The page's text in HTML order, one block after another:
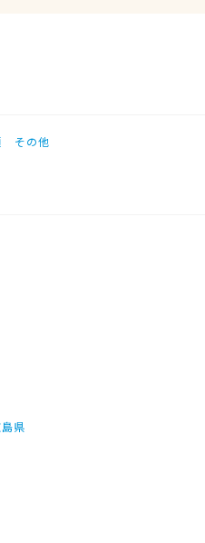
その他
県